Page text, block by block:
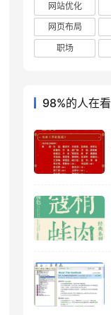
网站优化
网页布局
职场
98%的人在看